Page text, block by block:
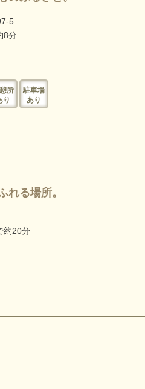
5
8分
所
り
駐車場
あり
れる場所。
約20分